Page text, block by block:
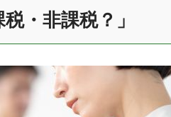
・非課税？」